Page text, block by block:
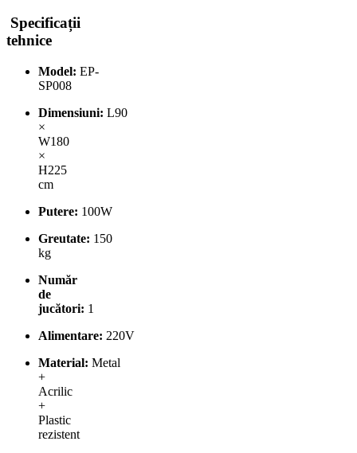
Specificații
tehnice
Model: EP-
SP008
Dimensiuni: L90
×
W180
×
H225
cm
Putere: 100W
Greutate: 150
kg
Număr
de
jucători: 1
Alimentare: 220V
Material: Metal
+
Acrilic
+
Plastic
rezistent